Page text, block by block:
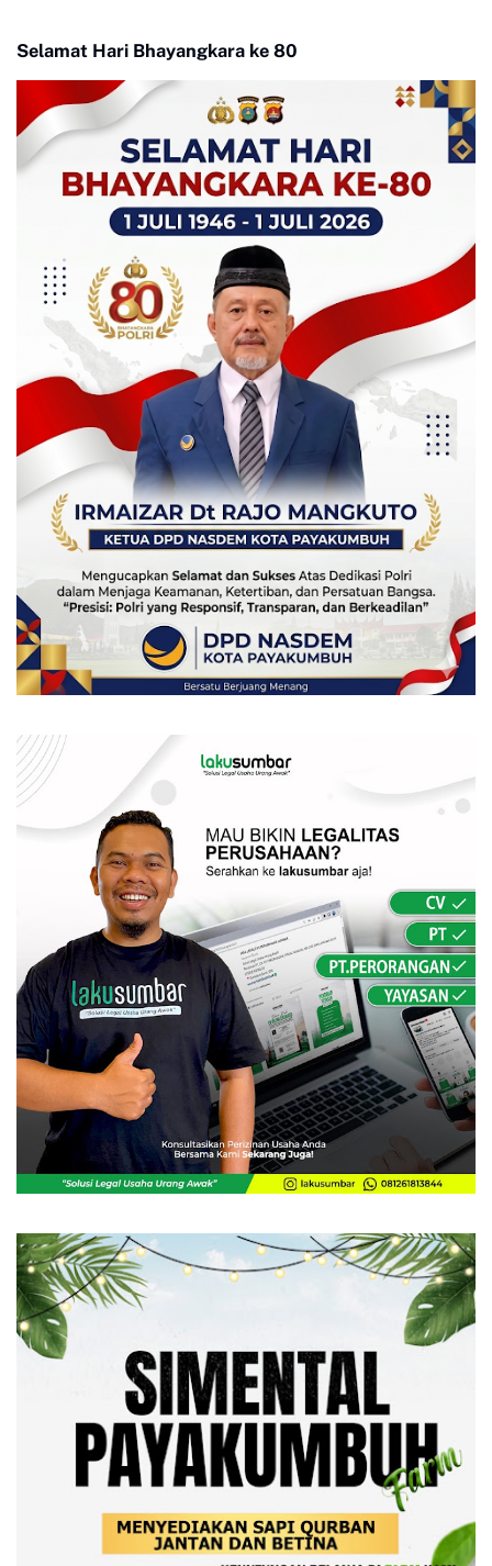
Selamat Hari Bhayangkara ke 80